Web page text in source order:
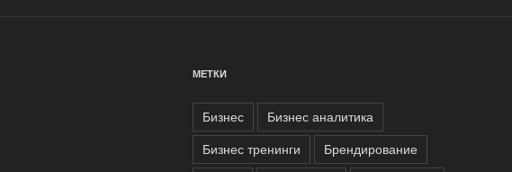
МЕТКИ
Бизнес
Бизнес аналитика
Бизнес тренинги
Брендирование